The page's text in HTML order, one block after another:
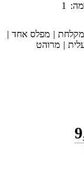
1
מפלס אחד
מרוהט